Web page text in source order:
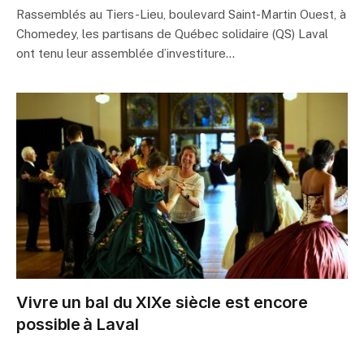
Rassemblés au Tiers-Lieu, boulevard Saint-Martin Ouest, à
Chomedey, les partisans de Québec solidaire (QS) Laval
ont tenu leur assemblée d’investiture…
Vivre un bal du XIXe siècle est encore
possible à Laval